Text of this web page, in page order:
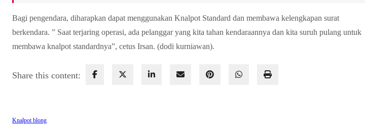
Bagi pengendara, diharapkan dapat menggunakan Knalpot Standard dan membawa kelengkapan surat
berkendara. ” Saat terjaring operasi, ada pelanggar yang kita tahan kendaraannya dan kita suruh pulang untuk
membawa knalpot standardnya”, cetus Irsan. (dodi kurniawan).
Share this content:
Knalpot blong